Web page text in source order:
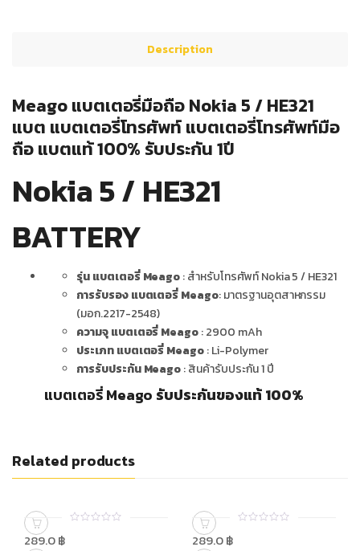
Description
Meago แบตเตอรี่มือถือ Nokia 5 / HE321
แบต แบตเตอรี่โทรศัพท์ แบตเตอรี่โทรศัพท์มือ
ถือ แบตแท้ 100% รับประกัน 1ปี
Nokia 5 / HE321
BATTERY
รุ่น แบตเตอรี่ Meago: สำหรับโทรศัพท์ Nokia 5 / HE321
การรับรอง แบตเตอรี่ Meago: มาตรฐานอุตสาหกรรม
(มอก.2217-2548)
ความจุ แบตเตอรี่ Meago: 2900 mAh
ประเภท แบตเตอรี่ Meago: Li-Polymer
การรับประกัน Meago: สินค้ารับประกัน 1 ปี
แบตเตอรี่ Meago รับประกันของแท้ 100%
Related products
289.0฿ 289.0฿